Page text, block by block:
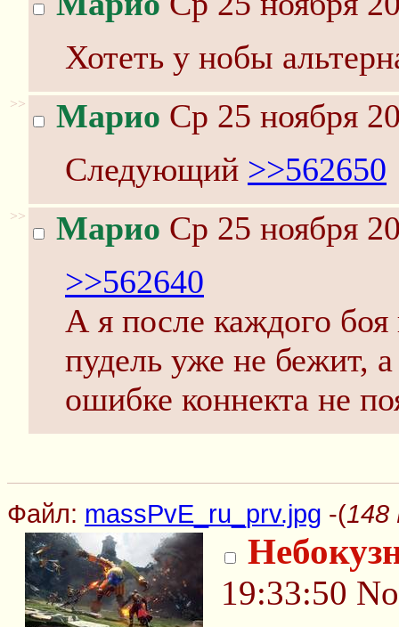
Хотеть у нобы
>> Марио Ср 25 ноября
Следующий >>562650
>> Марио Ср 25 ноября
>>562640
А я после каждого
пудель уже не бежит,
ошибке коннекта не
Файл: massPvE_ru_prv.jpg -(148
19:33:50